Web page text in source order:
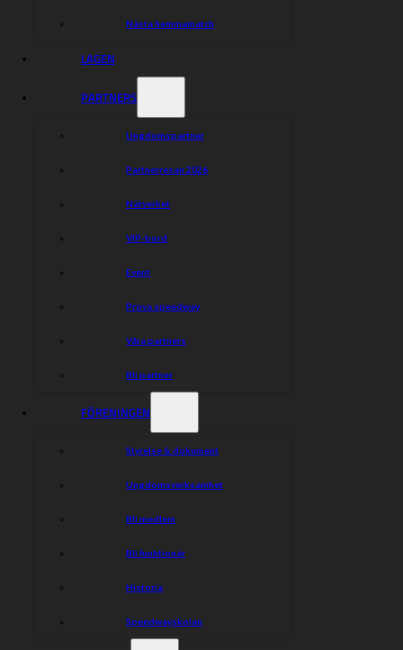
Nästa hemmamatch
LAGEN
PARTNERS
Ungdomspartner
Partnerresan 2026
Nätverket
VIP-bord
Event
Prova speedway
Våra partners
Bli partner
FÖRENINGEN
Styrelse & dokument
Ungdomsverksamhet
Bli medlem
Bli funktionär
Historia
Speedwayskolan
**En tuff match skulle vänta, och det var lagkapten
en trea som sedan följdes upp med en 5-1a ihop med
Nu har Indianerna alltså en tiopoängsledning inför
returmötet på torsdag i Västervik, dit du med fördel tar
dig med supperbussen!
**Indianerna 50:** Tai Woffinden 11, Piotr Protasiewicz
Pieszczek 5, Ludvig Lindgren 5, Joel Andersson 3.